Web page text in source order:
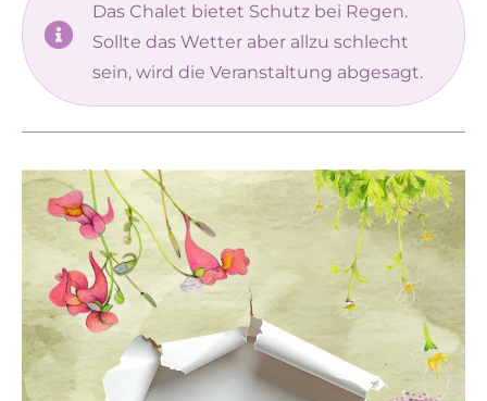
Das Chalet bietet Schutz bei Regen.
Sollte das Wetter aber allzu schlecht
sein, wird die Veranstaltung abgesagt.